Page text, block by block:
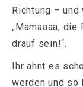
Richtung –
„Mamaaaa,
drauf sein!“.
Ihr ahnt es
werden und so